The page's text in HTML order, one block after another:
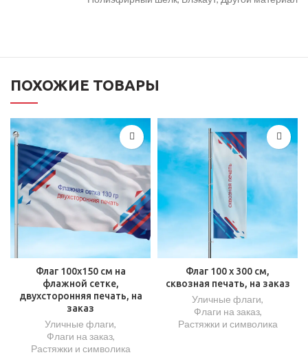
ПОХОЖИЕ ТОВАРЫ
Флаг 100х150 см на
флажной сетке,
двухсторонняя печать, на
заказ
Уличные флаги,
Флаги на заказ,
Растяжки и символика
Флаг 100 x 300 см,
сквозная печать, на заказ
Уличные флаги,
Флаги на заказ,
Растяжки и символика